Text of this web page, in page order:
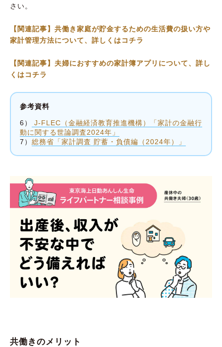
さい。
【関連記事】共働き家庭が貯金するための生活費の扱い方や
家計管理方法について、詳しくはコチラ
【関連記事】夫婦におすすめの家計簿アプリについて、詳し
くはコチラ
参考資料
6）
J-FLEC（金融経済教育推進機構）「家計の金融行
動に関する世論調査2024年」
7） 総務省「家計調査 貯蓄・負債編（2024年）」
共働きのメリット